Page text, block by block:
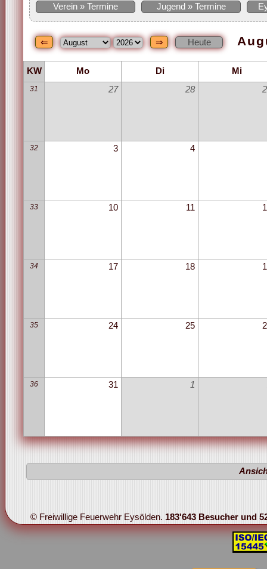
Verein » Termine
Jugend » Termine
KW Mo Di Mi
31 27 28
32 3 4
33 10 11
34 17 18
35 24 25
36 31 1
© Freiwillige Feuerwehr Eysölden. 183'643 Besucher und